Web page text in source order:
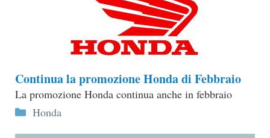
Continua la promozione Honda di Febbraio
La promozione Honda continua anche in febbraio
Categorie
Honda